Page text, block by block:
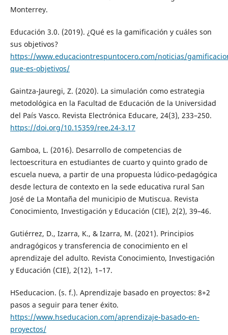
Monterrey.
Educación 3.0. (2019). ¿Qué es la gamificación y cuáles son
sus objetivos?
https://www.educaciontrespuntocero.com/noticias/
que-es-objetivos/
Gaintza-Jauregi, Z. (2020). La simulación como estrategia
metodológica en la Facultad de Educación de la Universidad
del País Vasco. Revista Electrónica Educare, 24(3), 233–250.
https://doi.org/10.15359/ree.24-3.17
Gamboa, L. (2016). Desarrollo de competencias de
lectoescritura en estudiantes de cuarto y quinto grado de
escuela nueva, a partir de una propuesta lúdico-pedagógica
desde lectura de contexto en la sede educativa rural San
José de La Montaña del municipio de Mutiscua. Revista
Conocimiento, Investigación y Educación (CIE), 2(2), 39–46.
Gutiérrez, D., Izarra, K., & Izarra, M. (2021). Principios
andragógicos y transferencia de conocimiento en el
aprendizaje del adulto. Revista Conocimiento, Investigación
y Educación (CIE), 2(12), 1–17.
HSeducacion. (s. f.). Aprendizaje basado en proyectos: 8+2
pasos a seguir para tener éxito.
https://www.hseducacion.com/aprendizaje-basado-en-
proyectos/